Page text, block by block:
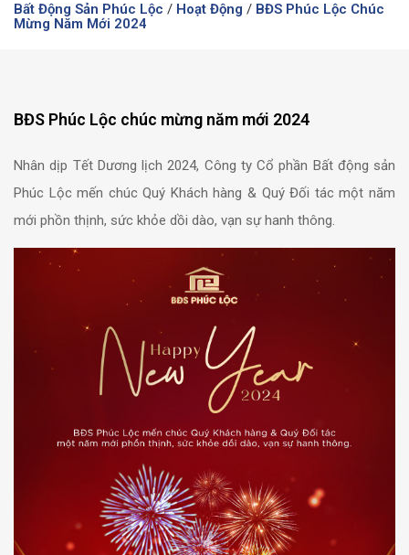
Bất Động Sản Phúc Lộc / Hoạt Động / BĐS Phúc Lộc Chúc
Mừng Năm Mới 2024
BĐS Phúc Lộc chúc mừng năm mới 2024
Nhân dịp Tết Dương lịch 2024, Công ty Cổ phần Bất động sản
Phúc Lộc mến chúc Quý Khách hàng & Quý Đối tác một năm
mới phồn thịnh, sức khỏe dồi dào, vạn sự hanh thông.